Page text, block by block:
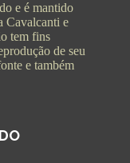
e é mantido
Cavalcanti e
tem fins
de seu
e também